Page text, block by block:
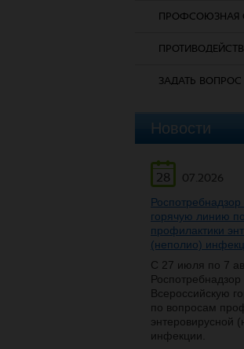
ПРОФСОЮЗНАЯ
ЗАДАТЬ ВОПРОС
Новости
28
07.2026
Роспотребнадзор
горячую линию
профилактики
(неполио)
С 27 июля по 7
Роспотребнадзор
Всероссийскую
по вопросам
энтеровирусной
инфекции.